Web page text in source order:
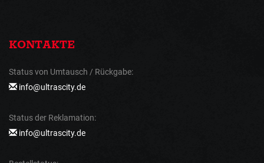
KONTAKTE
Status von Umtausch / Rückgabe:
info@ultrascity.de
Status der Reklamation:
info@ultrascity.de